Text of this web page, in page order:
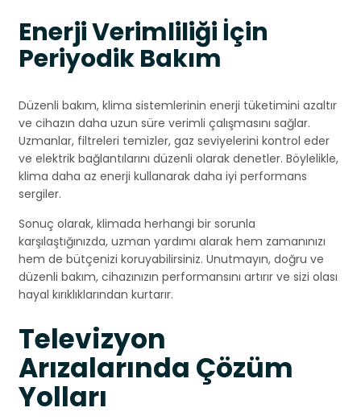
Enerji Verimliliği İçin
Periyodik Bakım
Düzenli bakım, klima sistemlerinin enerji tüketimini azaltır
ve cihazın daha uzun süre verimli çalışmasını sağlar.
Uzmanlar, filtreleri temizler, gaz seviyelerini kontrol eder
ve elektrik bağlantılarını düzenli olarak denetler. Böylelikle,
klima daha az enerji kullanarak daha iyi performans
sergiler.
Sonuç olarak, klimada herhangi bir sorunla
karşılaştığınızda, uzman yardımı alarak hem zamanınızı
hem de bütçenizi koruyabilirsiniz. Unutmayın, doğru ve
düzenli bakım, cihazınızın performansını artırır ve sizi olası
hayal kırıklıklarından kurtarır.
Televizyon
Arızalarında Çözüm
Yolları